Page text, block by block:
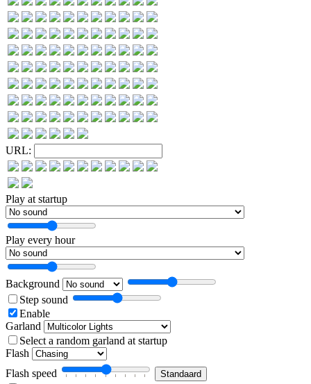
URL:
Play at startup
Play every hour
Background
Step sound
Enable
Garland
Select a random garland at startup
Flash
Flash speed